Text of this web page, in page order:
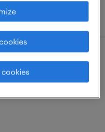
レーター、設備管
、その他（製造）